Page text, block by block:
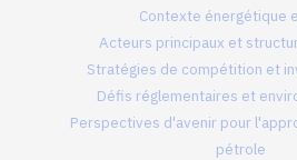
Contexte énergétique
Acteurs principaux et
Stratégies de compétition et
Défis réglementaires et
Perspectives d'avenir pour
pétrole